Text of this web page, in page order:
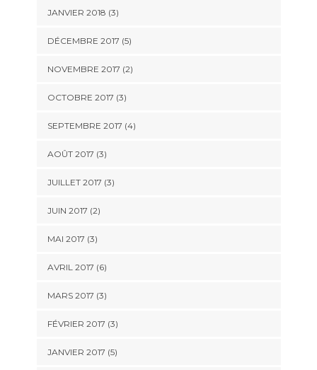
JANVIER 2018 (3)
DÉCEMBRE 2017 (5)
NOVEMBRE 2017 (2)
OCTOBRE 2017 (3)
SEPTEMBRE 2017 (4)
AOÛT 2017 (3)
JUILLET 2017 (3)
JUIN 2017 (2)
MAI 2017 (3)
AVRIL 2017 (6)
MARS 2017 (3)
FÉVRIER 2017 (3)
JANVIER 2017 (5)